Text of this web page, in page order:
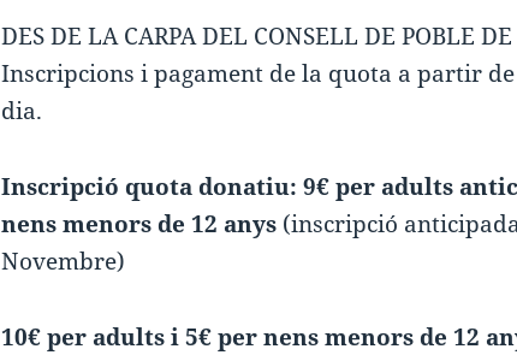
DES DE LA CARPA DEL CONSELL DE POBLE
Inscripcions i pagament de la quota a partir
dia.
Inscripció quota donatiu: 9€ per adults
nens menors de 12 anys (inscripció
Novembre)
10€ per adults i 5€ per nens menors de 12